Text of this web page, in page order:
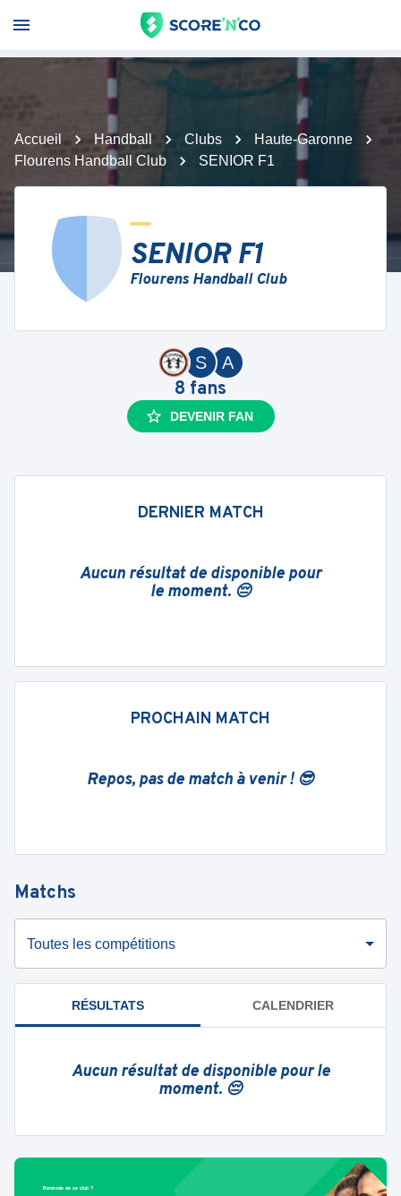
Accueil Handball Clubs
Haute-Garonne
Flourens Handball Club
SENIOR F1
SENIOR F1
Flourens Handball Club
A
S
8 fans
DEVENIR FAN
DERNIER MATCH
Aucun résultat de disponible pour
le moment. 😔
PROCHAIN MATCH
Repos, pas de match à venir ! 😎
Matchs
Toutes les compétitions
RÉSULTATS CALENDRIER
Aucun résultat de disponible pour le
moment. 😔
Bénévole de ce club ?